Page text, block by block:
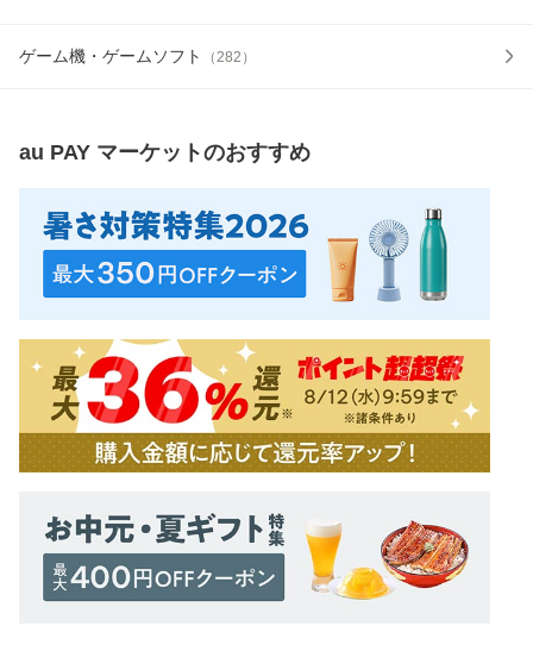
ゲーム機・ゲームソフト （282 ）
au PAY マーケットのおすすめ